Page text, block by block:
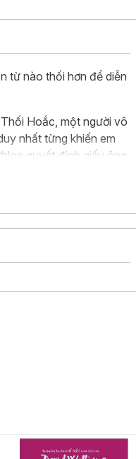
từ nào thối hơn để diễn
Hoắc, một người vô
nhất từng khiến em
quyết định giấu ông
đến bí mật, có lẽ ông
thấy tai nghe… hoặc
nhà báo Amanda Craig